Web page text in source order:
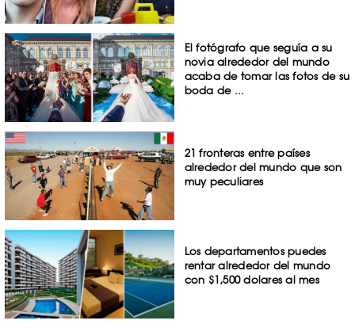
El fotógrafo que seguía a su
novia alrededor del mundo
acaba de tomar las fotos de su
boda de ...
21 fronteras entre países
alrededor del mundo que son
muy peculiares
Los departamentos puedes
rentar alrededor del mundo
con $1,500 dolares al mes